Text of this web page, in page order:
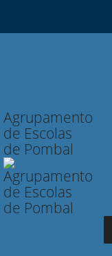
Agrupamento
de Escolas
de Pombal